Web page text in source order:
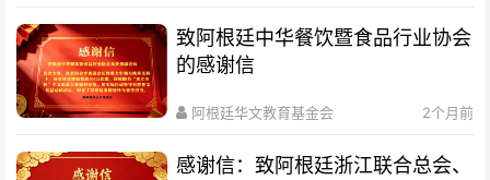
致阿根廷中华餐饮暨食品行业协会
的感谢信
阿根廷华文教育基金会 2个月前
感谢信：致阿根廷浙江联合总会、